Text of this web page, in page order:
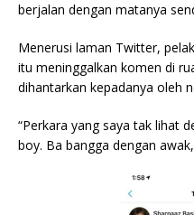
berjalan dengan matanya
Menerusi laman Twitter,
itu meninggalkan komen di
dihantarkan kepadanya oleh
“Perkara yang saya tak lihat
boy. Ba bangga dengan